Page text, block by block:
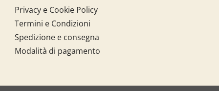
Privacy e Cookie Policy
Termini e Condizioni
Spedizione e consegna
Modalità di pagamento